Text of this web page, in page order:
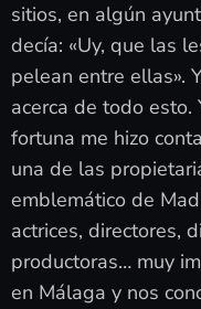
sitios, en algún
decía: «Uy, que las
pelean entre ellas».
acerca de todo
fortuna me hizo
una de las
emblemático de
actrices, directores,
productoras… muy
en Málaga y nos